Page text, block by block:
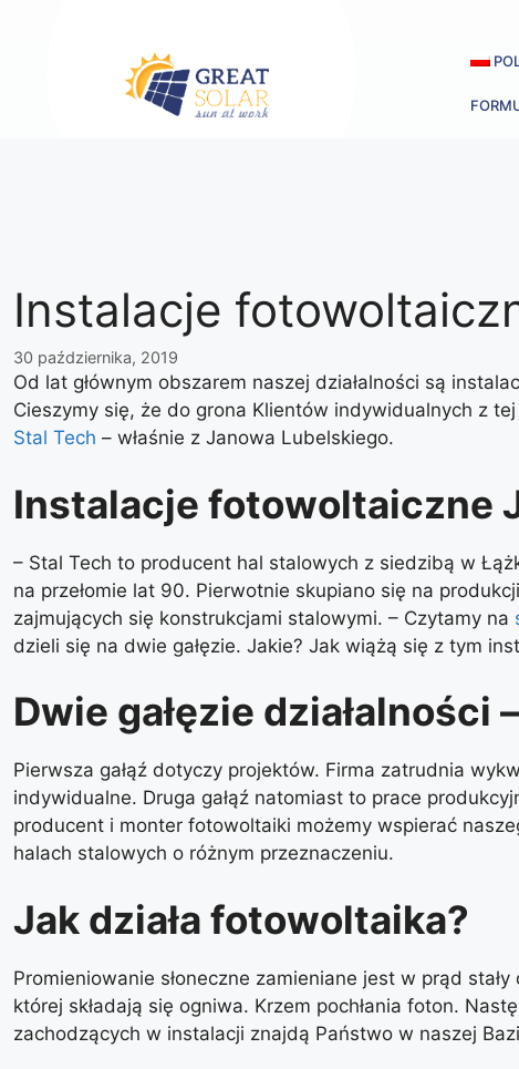
Instalacje
30 października, 2019
Od lat głównym obszarem naszej działalności są
Cieszymy się, że do grona Klientów indywidualnych z
Stal Tech – właśnie z Janowa Lubelskiego.
Instalacje fotowoltaiczne
– Stal Tech to producent hal stalowych z siedzibą w
na przełomie lat 90. Pierwotnie skupiano się na
zajmujących się konstrukcjami stalowymi. – Czytamy na
dzieli się na dwie gałęzie. Jakie? Jak wiążą się z tym
Dwie gałęzie działalności
Pierwsza gałąź dotyczy projektów. Firma zatrudnia
indywidualne. Druga gałąź natomiast to prace
producent i monter fotowoltaiki możemy wspierać
halach stalowych o różnym przeznaczeniu.
Jak działa fotowoltaika?
Promieniowanie słoneczne zamieniane jest w prąd
której składają się ogniwa. Krzem pochłania foton.
zachodzących w instalacji znajdą Państwo w naszej